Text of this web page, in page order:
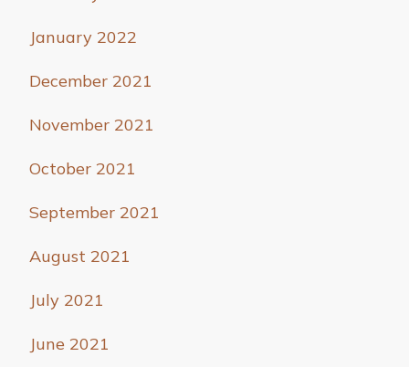
January 2022
December 2021
November 2021
October 2021
September 2021
August 2021
July 2021
June 2021